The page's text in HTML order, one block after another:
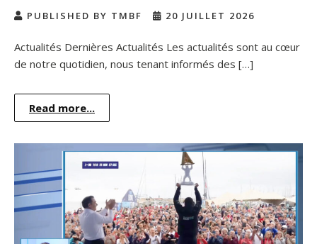
PUBLISHED BY TMBF 20 JUILLET 2026
Actualités Dernières Actualités Les actualités sont au cœur
de notre quotidien, nous tenant informés des […]
Read more...